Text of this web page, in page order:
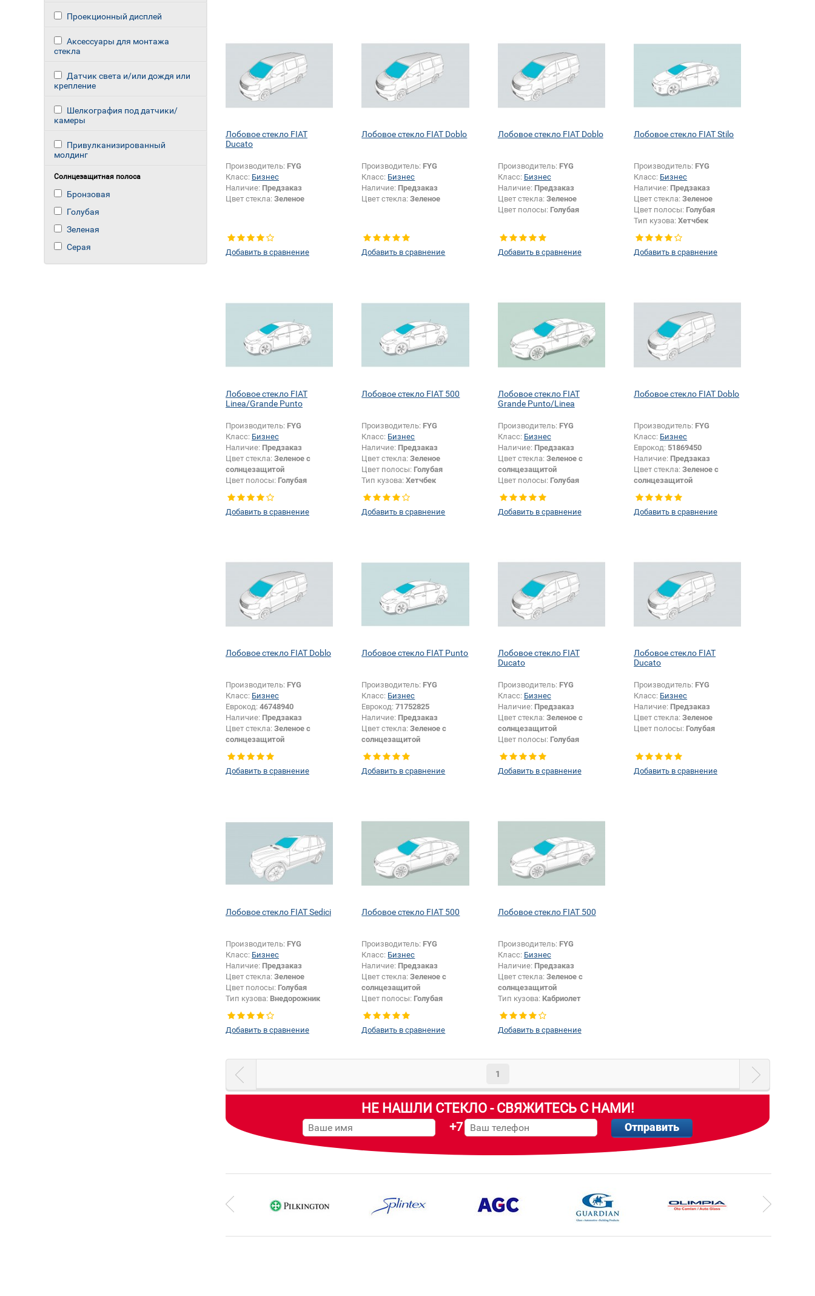
Проекционный дисплей
Аксессуары для монтажа
стекла
Датчик света и/или дождя или
крепление
Шелкография под датчики/
камеры
Привулканизированный
молдинг
Солнцезащитная полоса
Бронзовая
Голубая
Зеленая
Серая
Лобовое стекло FIAT
Ducato
Производитель: FYG
Класс: Бизнес
Наличие: Предзаказ
Цвет стекла: Зеленое
Добавить в сравнение
Лобовое стекло FIAT Doblo
Производитель: FYG
Класс: Бизнес
Наличие: Предзаказ
Цвет стекла:Зеленое
Добавить в сравнение
Лобовое стекло FIAT Doblo
Производитель: FYG
Класс: Бизнес
Наличие: Предзаказ
Цвет стекла: Зеленое
Цвет полосы: Голубая
Добавить в сравнение
Лобовое стекло FIAT Stilo
Производитель: FYG
Класс: Бизнес
Наличие: Предзаказ
Цвет стекла:Зеленое
Цвет полосы: Голубая
Тип кузова:Хетчбек
Добавить в сравнение
Лобовое стекло FIAT
Linea/Grande Punto
Производитель: FYG
Класс: Бизнес
Наличие: Предзаказ
Цвет стекла: Зеленое с
солнцезащитой
Цвет полосы: Голубая
шелкографии:
Добавить в сравнение
Лобовое стекло FIAT 500
Производитель: FYG
Класс: Бизнес
Наличие: Предзаказ
Цвет стекла:Зеленое
Цвет полосы: Голубая
Тип кузова:Хетчбек
Добавить в сравнение
Лобовое стекло FIAT
Grande Punto/Linea
Производитель: FYG
Класс: Бизнес
Наличие: Предзаказ
Цвет стекла: Зеленое с
солнцезащитой
Цвет полосы: Голубая
Добавить в сравнение
Лобовое стекло FIAT Doblo
Производитель: FYG
Класс: Бизнес
Еврокод: 51869450
Наличие: Предзаказ
Цвет стекла:Зеленое с
солнцезащитой
шелкографии:
Добавить в сравнение
Лобовое стекло FIAT Doblo
Производитель: FYG
Класс: Бизнес
Еврокод: 46748940
Наличие: Предзаказ
Цвет стекла: Зеленое с
солнцезащитой
Добавить в сравнение
Лобовое стекло FIAT Punto
Производитель: FYG
Класс: Бизнес
Еврокод:71752825
Наличие: Предзаказ
Цвет стекла:Зеленое с
солнцезащитой
Добавить в сравнение
Лобовое стекло FIAT
Ducato
Производитель: FYG
Класс: Бизнес
Наличие: Предзаказ
Цвет стекла: Зеленое с
солнцезащитой
Цвет полосы: Голубая
Добавить в сравнение
Лобовое стекло FIAT
Ducato
Производитель: FYG
Класс: Бизнес
Наличие: Предзаказ
Цвет стекла:Зеленое
Цвет полосы: Голубая
Добавить в сравнение
Лобовое стекло FIAT Sedici
Производитель: FYG
Класс: Бизнес
Наличие: Предзаказ
Цвет стекла: Зеленое
Цвет полосы: Голубая
Тип кузова: Внедорожник
зеркала + шелкографии:
Добавить в сравнение
Лобовое стекло FIAT 500
Производитель: FYG
Класс: Бизнес
Наличие: Предзаказ
Цвет стекла:Зеленое с
солнцезащитой
Цвет полосы: Голубая
Появление или изменение
шелкографии:Да
Добавить в сравнение
Лобовое стекло FIAT 500
Производитель: FYG
Класс: Бизнес
Наличие: Предзаказ
Цвет стекла: Зеленое с
солнцезащитой
Тип кузова: Кабриолет
шелкографии:
Добавить в сравнение
1
НЕ НАШЛИ СТЕКЛО - СВЯЖИТЕСЬ С НАМИ!
+7 Отправить